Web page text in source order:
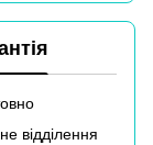
відділення